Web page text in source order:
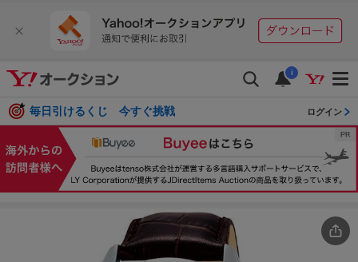
i
毎日引けるくじ 今すぐ挑戦 ログイン